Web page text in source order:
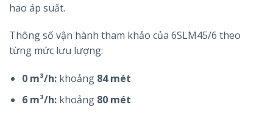
hao áp suất.
Thông số vận hành tham khảo của 6SLM45/6 theo
từng mức lưu lượng:
0 m³/h:khoảng 84 mét
6 m³/h:khoảng 80 mét